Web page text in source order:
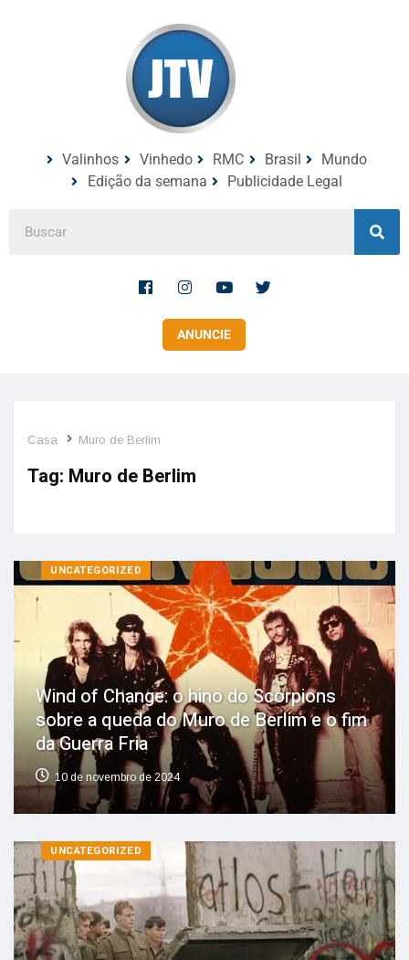
Valinhos Vinhedo RMC Brasil
Mundo
Edição da semana
Publicidade Legal
ANUNCIE
Casa Muro de Berlim
Tag: Muro de Berlim
UNCATEGORIZED
Wind of Change: o hino do Scorpions
sobre a queda do Muro de Berlim e o fim
da Guerra Fria
10 de novembro de 2024
UNCATEGORIZED